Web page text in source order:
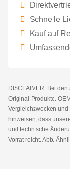
Schnelle
Kauf auf
DISCLAIMER: Bei
Original-Produkte.
Vergleichzwecken
hinweisen, dass
und technische
Vorrat reicht. Abb.